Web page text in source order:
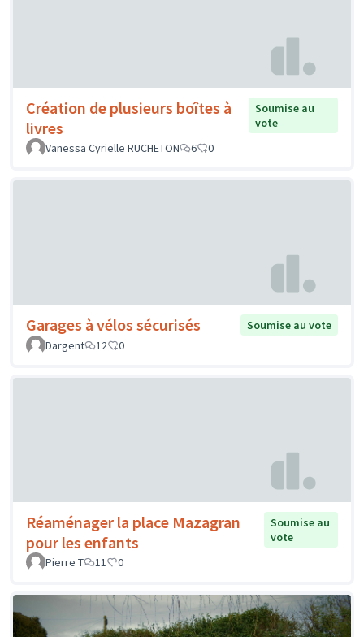
Création de plusieurs boîtes à
livres
Soumise au
vote
Vanessa Cyrielle RUCHETON
6 0
Garages à vélos sécurisés
Soumise au vote
Dargent
12 0
Réaménager la place Mazagran
pour les enfants
Soumise au
vote
Pierre T
11 0